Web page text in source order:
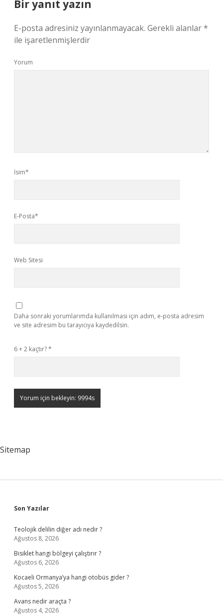
Bir yanıt yazın
E-posta adresiniz yayınlanmayacak. Gerekli alanlar*
ile işaretlenmişlerdir
Yorum
İsim*
E-Posta*
Web Sitesi
Daha sonraki yorumlarımda kullanılması için adım, e-posta adresim
ve site adresim bu tarayıcıya kaydedilsin.
6 + 2 kaçtır?*
Sitemap
Sidebar
Son Yazılar
Teolojik delilin diğer adı nedir ?
Ağustos 8, 2026
Bisiklet hangi bölgeyi çalıştırır ?
Ağustos 6, 2026
Kocaeli Ormanya’ya hangi otobüs gider ?
Ağustos 5, 2026
Avans nedir araçta ?
Ağustos 4, 2026